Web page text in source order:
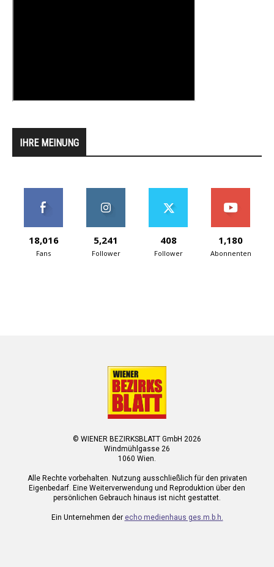
IHRE MEINUNG
18,016
Fans
5,241
Follower
408
Follower
1,180
Abonnenten
© WIENER BEZIRKSBLATT GmbH 2026
Windmühlgasse 26
1060 Wien.
Alle Rechte vorbehalten. Nutzung ausschließlich für den privaten
Eigenbedarf. Eine Weiterverwendung und Reproduktion über den
persönlichen Gebrauch hinaus ist nicht gestattet.
Ein Unternehmen der echo medienhaus ges.m.b.h.